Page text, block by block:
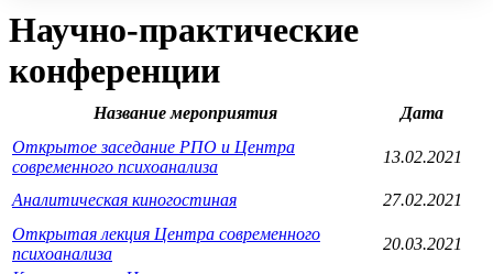
Научно-практические
конференции
Название мероприятия
Дата
Открытое заседание РПО и Центра
современного психоанализа
13.02.2021
Аналитическая киногостиная
27.02.2021
Открытая лекция Центра современного
психоанализа
20.03.2021